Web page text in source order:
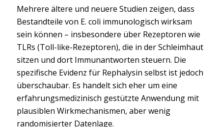
Mehrere ältere und neuere Studien zeigen, dass
Bestandteile von E. coli immunologisch wirksam
sein können – insbesondere über Rezeptoren wie
TLRs (Toll-like-Rezeptoren), die in der Schleimhaut
sitzen und dort Immunantworten steuern. Die
spezifische Evidenz für Rephalysin selbst ist jedoch
überschaubar. Es handelt sich eher um eine
erfahrungsmedizinisch gestützte Anwendung mit
plausiblen Wirkmechanismen, aber wenig
randomisierter Datenlage.